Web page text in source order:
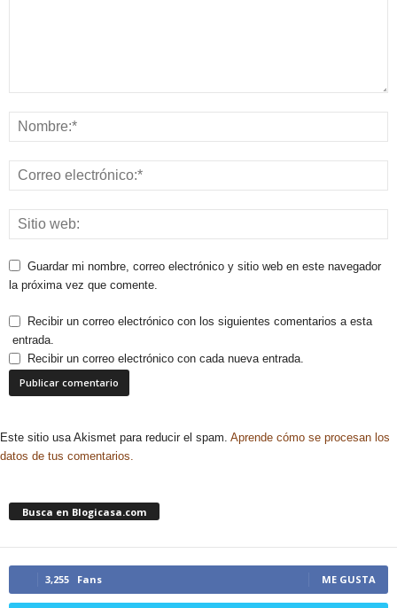
Guardar mi nombre, correo electrónico y sitio web en este navegador
la próxima vez que comente.
Recibir un correo electrónico con los siguientes comentarios a esta
entrada.
Recibir un correo electrónico con cada nueva entrada.
Este sitio usa Akismet para reducir el spam. Aprende cómo se procesan los
datos de tus comentarios.
Busca en Blogicasa.com
3,255 Fans ME GUSTA